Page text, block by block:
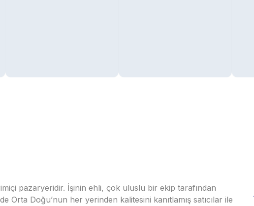
pazaryeridir. İşinin ehli, çok uluslu bir ekip tarafından
Doğu’nun her yerinden kalitesini kanıtlamış satıcılar ile